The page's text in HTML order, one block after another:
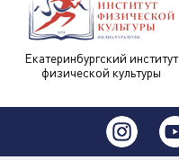
Екатеринбургский институт
физической культуры